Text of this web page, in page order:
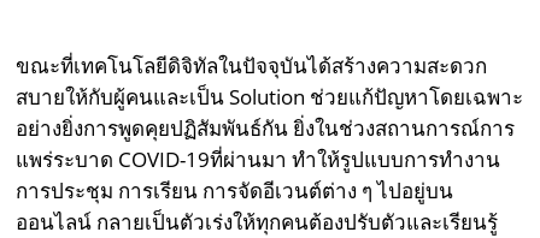
ขณะที่เทคโนโลยีดิจิทัลในปัจจุบันได้สร้างความสะดวก
สบายให้กับผู้คนและเป็น Solution ช่วยแก้ปัญหาโดยเฉพาะ
อย่างยิ่งการพูดคุยปฏิสัมพันธ์กัน ยิ่งในช่วงสถานการณ์การ
แพร่ระบาด COVID-19ที่ผ่านมา ทำให้รูปแบบการทำงาน
การประชุม การเรียน การจัดอีเวนต์ต่าง ๆ ไปอยู่บน
ออนไลน์ กลายเป็นตัวเร่งให้ทุกคนต้องปรับตัวและเรียนรู้